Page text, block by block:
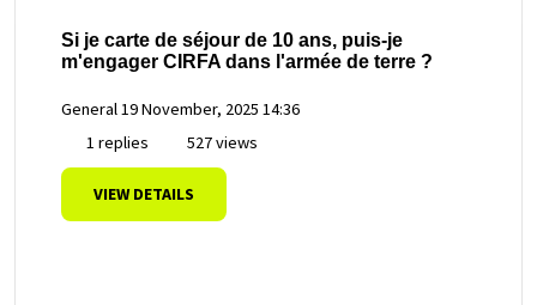
Si je carte de séjour de 10 ans, puis-je
m'engager CIRFA dans l'armée de terre ?
General19 November, 2025 14:36
1 replies
527 views
VIEW DETAILS